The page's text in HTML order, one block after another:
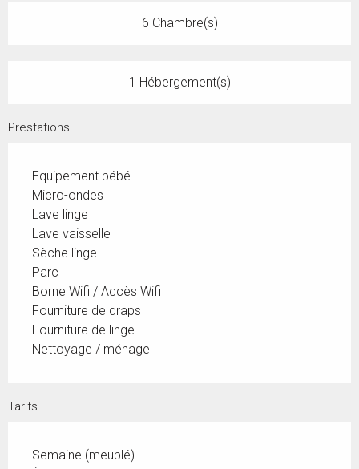
6 Chambre(s)
1 Hébergement(s)
Prestations
Equipement bébé
Micro-ondes
Lave linge
Lave vaisselle
Sèche linge
Parc
Borne Wifi / Accès Wifi
Fourniture de draps
Fourniture de linge
Nettoyage / ménage
Tarifs
Semaine (meublé)